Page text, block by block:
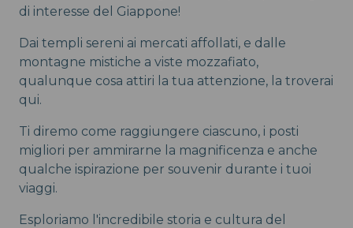
di interesse del Giappone!
Dai templi sereni ai mercati affollati, e dalle
montagne mistiche a viste mozzafiato,
qualunque cosa attiri la tua attenzione, la troverai
qui.
Ti diremo come raggiungere ciascuno, i posti
migliori per ammirarne la magnificenza e anche
qualche ispirazione per souvenir durante i tuoi
viaggi.
Esploriamo l'incredibile storia e cultura del